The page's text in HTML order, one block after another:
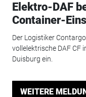
Elektro-DAF
Container-
Der Logistiker
vollelektrische DAF CF
Duisburg ein.
WEITERE